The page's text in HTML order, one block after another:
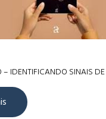
IDENTIFICANDO SINAIS